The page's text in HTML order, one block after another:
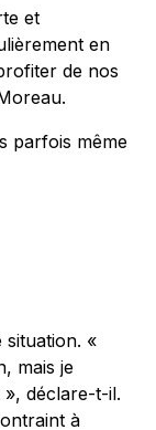
et
en
de nos
parfois même
«
mais je
déclare-t-il.
à